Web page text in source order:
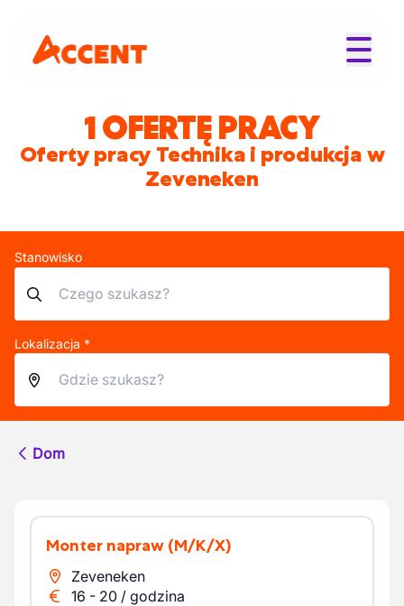
1 OFERTĘ PRACY
Oferty pracy Technika i produkcja w
Zeveneken
Stanowisko
Lokalizacja *
Dom
Monter napraw (M/K/X)
Zeveneken
16 - 20 / godzina